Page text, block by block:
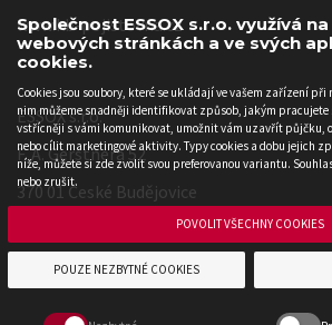
www.kb-pojistovna.cz
ESSOX s.r.o.
F. A. Gerstnera 52
370 01 České Budějovice
Společnost ESSOX s.r.o. využívá
webových stránkách a ve svých
cookies.
Cookies jsou soubory, které se ukládají ve vašem zařízení
nim můžeme snadněji identifikovat způsob, jakým
vstřícněji s vámi komunikovat, umožnit vám uzavřít půjčku,
nebo cílit marketingové aktivity. Typy cookies a dobu jejich
níže, můžete si zde zvolit svou preferovanou variantu.
nebo zrušit.
POUZE NEZBYTNÉ COOKIES
POVOLIT VŠECHNY COOKIES